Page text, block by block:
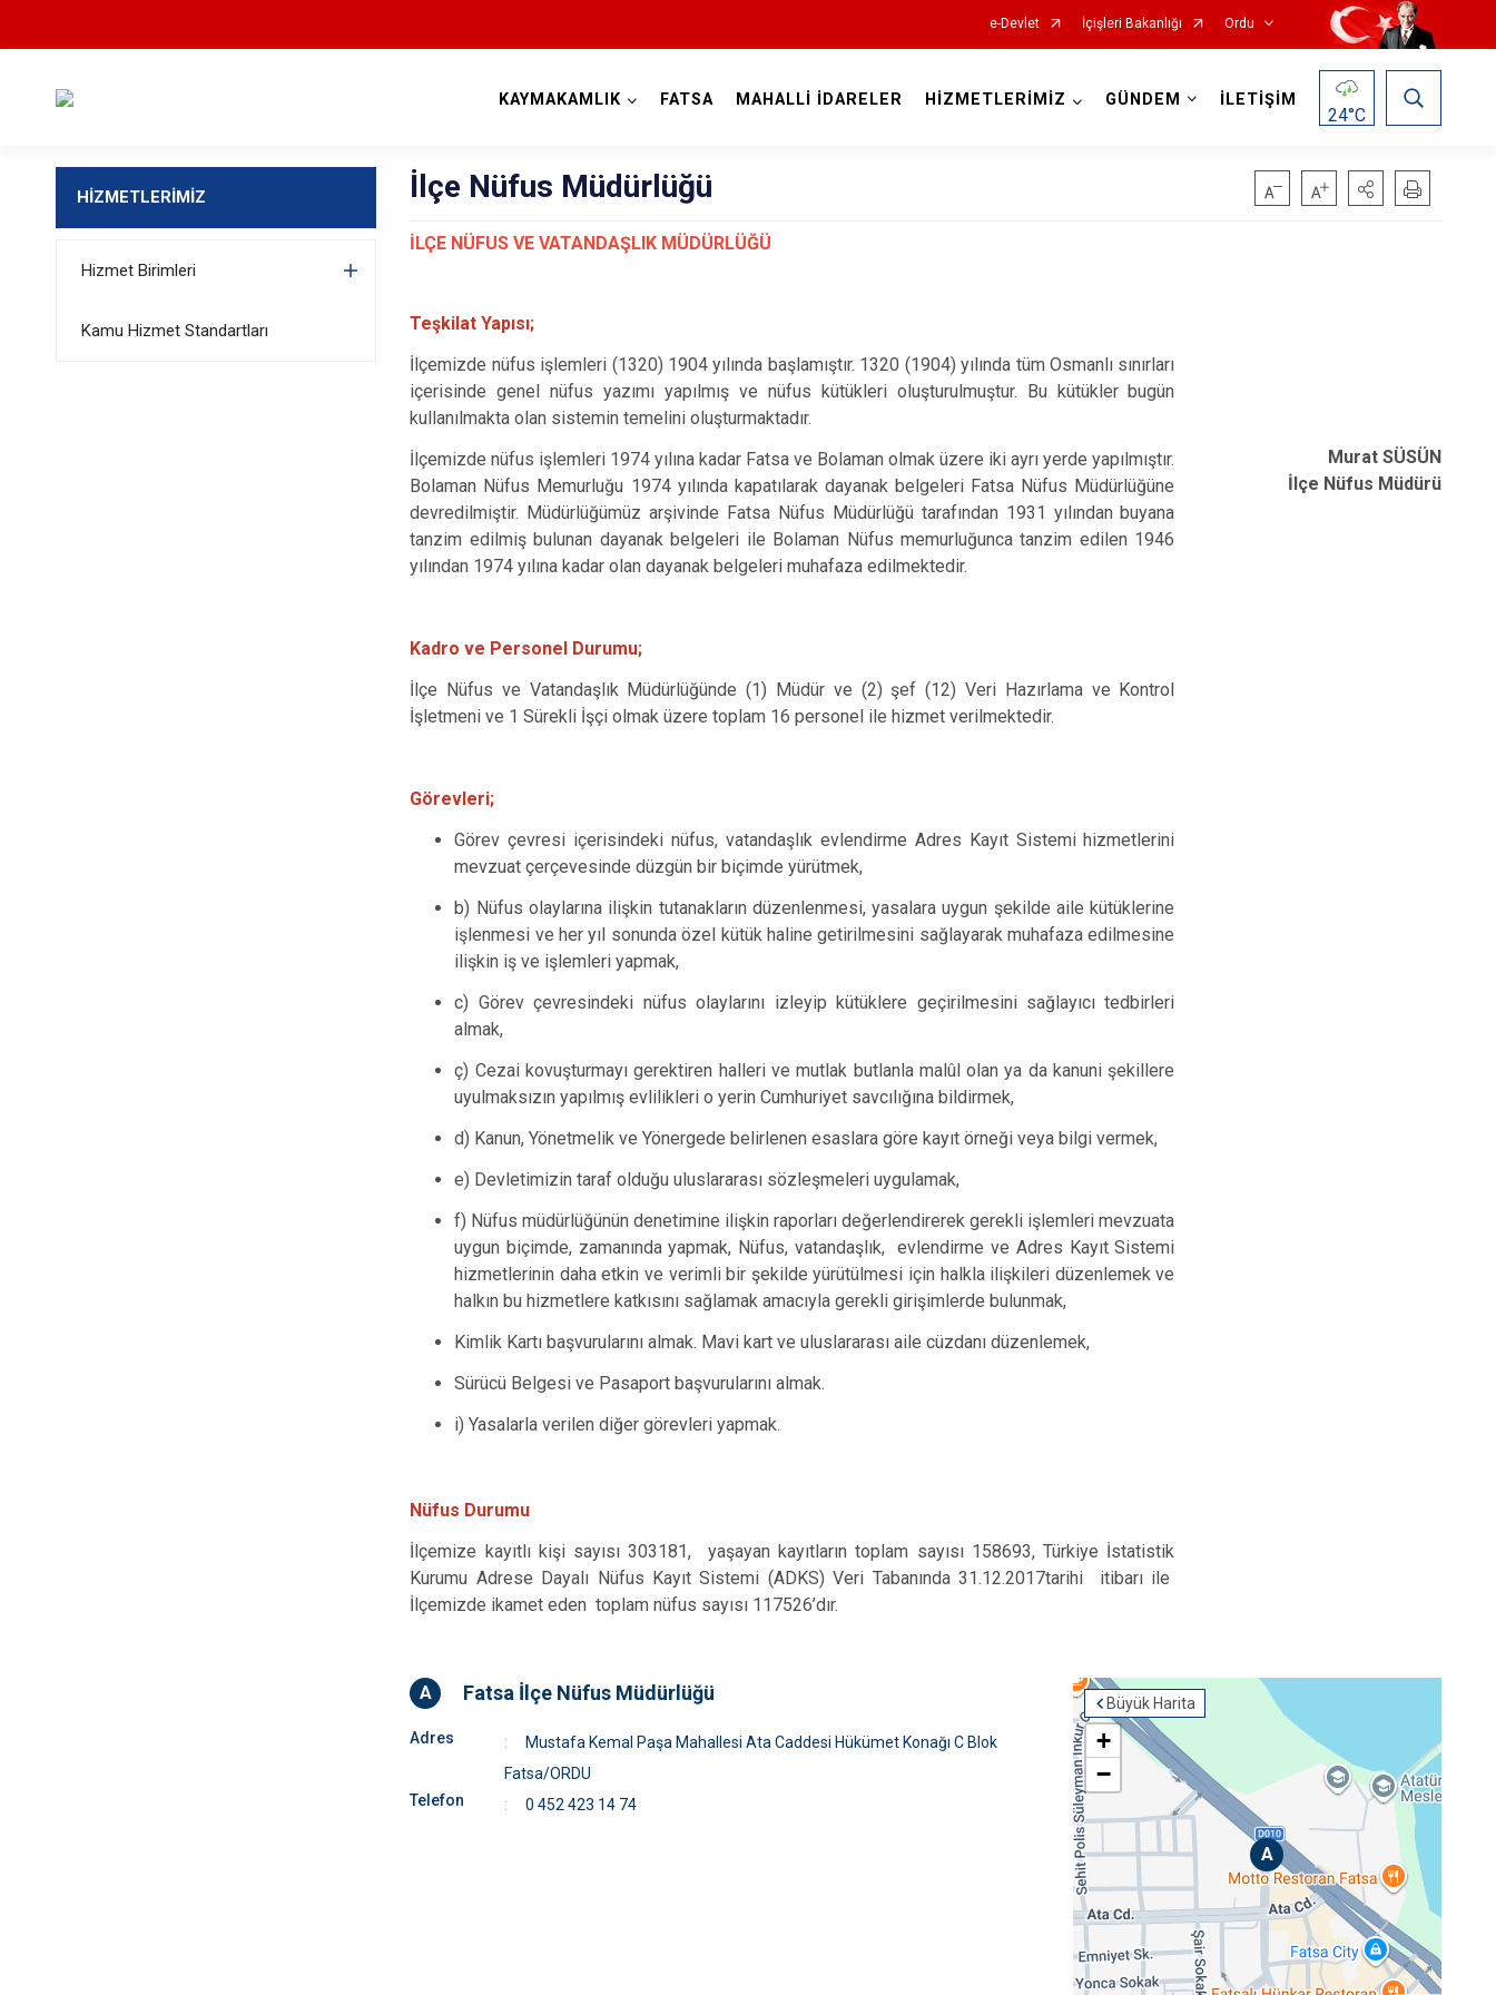
e-Devlet İçişleri Bakanlığı Ordu
Çamaş
Çatalpınar
Fatsa
Gölköy
Gülyalı
Korgan
Perşembe
Ulubey
KAYMAKAMLIK FATSA MAHALLİ İDARELER HİZMETLERİMİZ GÜNDEM İLETİŞİM
24°C
HİZMETLERİMİZ
Hizmet Birimleri
Kamu Hizmet Standartları
İlçe Nüfus Müdürlüğü
İLÇE NÜFUS VE VATANDAŞLIK MÜDÜRLÜĞÜ
Teşkilat Yapısı;
İlçemizde nüfus işlemleri (1320) 1904 yılında başlamıştır. 1320 (1904) yılında tüm Osmanlı sınırları
içerisinde genel nüfus yazımı yapılmış ve nüfus kütükleri oluşturulmuştur. Bu kütükler bugün
kullanılmakta olan sistemin temelini oluşturmaktadır.
İlçemizde nüfus işlemleri 1974 yılına kadar Fatsa ve Bolaman olmak üzere iki ayrı yerde yapılmıştır.
Bolaman Nüfus Memurluğu 1974 yılında kapatılarak dayanak belgeleri Fatsa Nüfus Müdürlüğüne
devredilmiştir. Müdürlüğümüz arşivinde Fatsa Nüfus Müdürlüğü tarafından 1931 yılından buyana
tanzim edilmiş bulunan dayanak belgeleri ile Bolaman Nüfus memurluğunca tanzim edilen 1946
yılından 1974 yılına kadar olan dayanak belgeleri muhafaza edilmektedir.
Kadro ve Personel Durumu;
İlçe Nüfus ve Vatandaşlık Müdürlüğünde (1) Müdür ve (2) şef (12) Veri Hazırlama ve Kontrol
İşletmeni ve 1 Sürekli İşçi olmak üzere toplam 16 personel ile hizmet verilmektedir.
Görevleri;
Görev çevresi içerisindeki nüfus, vatandaşlık evlendirme Adres Kayıt Sistemi hizmetlerini
mevzuat çerçevesinde düzgün bir biçimde yürütmek,
b) Nüfus olaylarına ilişkin tutanakların düzenlenmesi, yasalara uygun şekilde aile kütüklerine
işlenmesi ve her yıl sonunda özel kütük haline getirilmesini sağlayarak muhafaza edilmesine
ilişkin iş ve işlemleri yapmak,
c) Görev çevresindeki nüfus olaylarını izleyip kütüklere geçirilmesini sağlayıcı tedbirleri
almak,
ç) Cezai kovuşturmayı gerektiren halleri ve mutlak butlanla malûl olan ya da kanuni şekillere
uyulmaksızın yapılmış evlilikleri o yerin Cumhuriyet savcılığına bildirmek,
d) Kanun, Yönetmelik ve Yönergede belirlenen esaslara göre kayıt örneği veya bilgi vermek,
e) Devletimizin taraf olduğu uluslararası sözleşmeleri uygulamak,
f) Nüfus müdürlüğünün denetimine ilişkin raporları değerlendirerek gerekli işlemleri mevzuata
uygun biçimde, zamanında yapmak, Nüfus, vatandaşlık, evlendirme ve Adres Kayıt Sistemi
hizmetlerinin daha etkin ve verimli bir şekilde yürütülmesi için halkla ilişkileri düzenlemek ve
halkın bu hizmetlere katkısını sağlamak amacıyla gerekli girişimlerde bulunmak,
Kimlik Kartı başvurularını almak. Mavi kart ve uluslararası aile cüzdanı düzenlemek,
Sürücü Belgesi ve Pasaport başvurularını almak.
i) Yasalarla verilen diğer görevleri yapmak.
Nüfus Durumu
İlçemize kayıtlı kişi sayısı 303181, yaşayan kayıtların toplam sayısı 158693, Türkiye İstatistik
Kurumu Adrese Dayalı Nüfus Kayıt Sistemi (ADKS) Veri Tabanında 31.12.2017tarihi itibarı ile
İlçemizde ikamet eden toplam nüfus sayısı 117526’dır.
Murat SÜSÜN
İlçe Nüfus Müdürü
Büyük Harita
A
+
−
A Fatsa İlçe Nüfus Müdürlüğü
Adres
Mustafa Kemal Paşa Mahallesi Ata Caddesi Hükümet Konağı C Blok
Fatsa/ORDU
Telefon
0 452 423 14 74